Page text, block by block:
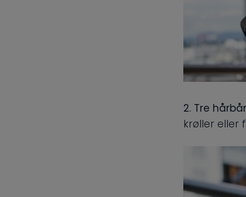
2. Tre
krøller eller